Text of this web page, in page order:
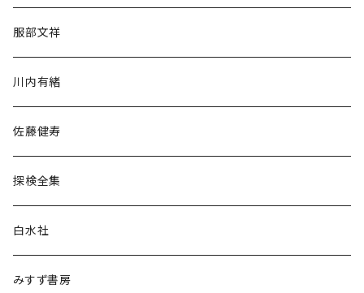
民族・風習
言語・ことば
服部文祥
川内有緒
佐藤健寿
探検全集
白水社
みすず書房